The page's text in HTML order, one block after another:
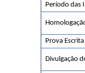
Período das
Prova Escrita
Divulgação